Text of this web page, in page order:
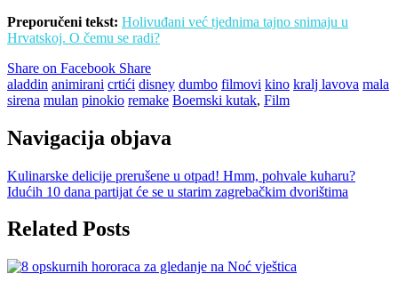
Preporučeni tekst: Holivuđani već tjednima tajno snimaju u
Hrvatskoj. O čemu se radi?
Share on Facebook Share
aladdin animirani crtići disney dumbo filmovi kino kralj lavova mala
sirena mulan pinokio remake Boemski kutak, Film
Navigacija objava
Kulinarske delicije prerušene u otpad! Hmm, pohvale kuharu?
Idućih 10 dana partijat će se u starim zagrebačkim dvorištima
Related Posts